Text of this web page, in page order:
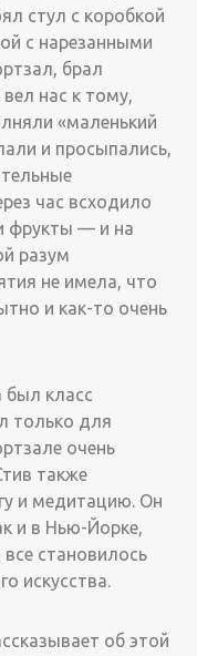
стул с коробкой
с нарезанными
брал
нас к тому,
«маленький
и просыпались,
час всходило
фрукты — и на
разум
не имела, что
и как-то очень
был класс
только для
очень
также
и медитацию. Он
и в Нью-Йорке,
становилось
искусства.
об этой